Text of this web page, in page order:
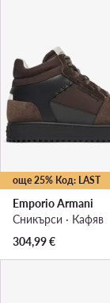
още 25% Код: LAST
Emporio Armani
Сникърси · Кафяв
304,99€